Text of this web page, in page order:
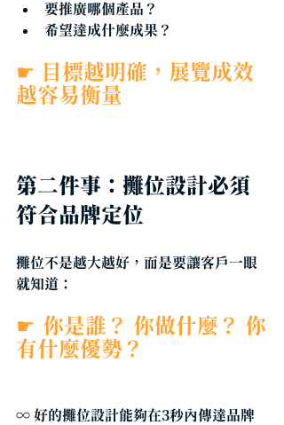
要推廣哪個產品？
希望達成什麼成果？
☛ 目標越明確，展覽成效
越容易衡量
第二件事：攤位設計必須
符合品牌定位
攤位不是越大越好，而是要讓客戶一眼
就知道：
☛ 你是誰？ 你做什麼？ 你
有什麼優勢？
∞ 好的攤位設計能夠在3秒內傳達品牌